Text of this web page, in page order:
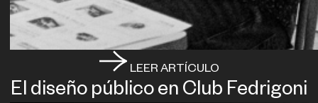
LEER ARTÍCULO
El diseño público en Club Fedrigoni